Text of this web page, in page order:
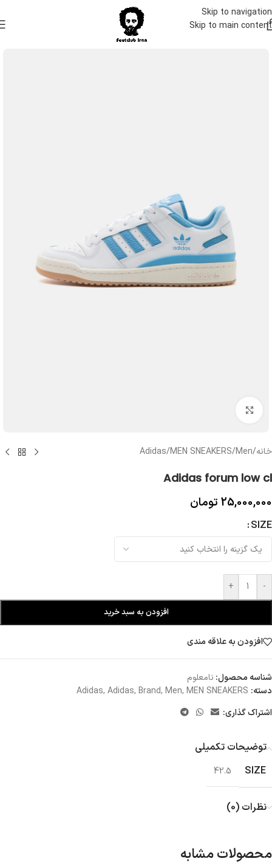
Skip to navigation
Skip to main content
خانه/
Men
/
MEN SNEAKERS
/
Adidas
Adidas forum low cl
25,000,000 تومان
SIZE
-
+
افزودن به سبد خرید
افزودن به علاقه مندی
شناسه محصول: نامعلوم
دسته:
Adidas, Adidas, Brand, Men, MEN SNEAKERS
اشتراک گذاری:
توضیحات تکمیلی
SIZE
42.5
نظرات (0)
محصولات مشابه